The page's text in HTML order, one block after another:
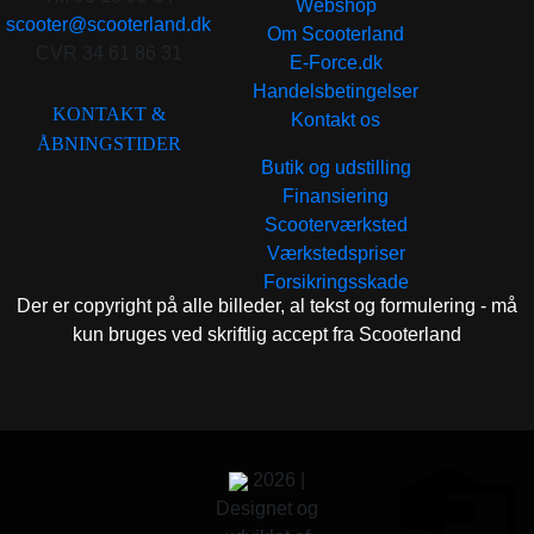
scooter@scooterland.dk
KONTAKT &
ÅBNINGSTIDER
Webshop
Om Scooterland
E-Force.dk
Handelsbetingelser
Kontakt os
Butik og udstilling
Finansiering
Scooterværksted
Værkstedspriser
Forsikringsskade
Der er copyright på alle billeder, al tekst og formulering - må
kun bruges ved skriftlig accept fra Scooterland
2026 |
Designet og